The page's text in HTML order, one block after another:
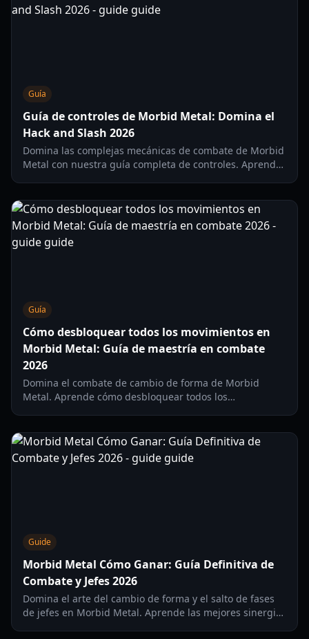
Guía
Guía de controles de Morbid Metal: Domina el
Hack and Slash 2026
Domina las complejas mecánicas de combate de Morbid
Metal con nuestra guía completa de controles. Aprende
Guía
Cómo desbloquear todos los movimientos en
Morbid Metal: Guía de maestría en combate
2026
Domina el combate de cambio de forma de Morbid
Metal. Aprende cómo desbloquear todos los
Guide
Morbid Metal Cómo Ganar: Guía Definitiva de
Combate y Jefes 2026
Domina el arte del cambio de forma y el salto de fases
de jefes en Morbid Metal. Aprende las mejores sinergias